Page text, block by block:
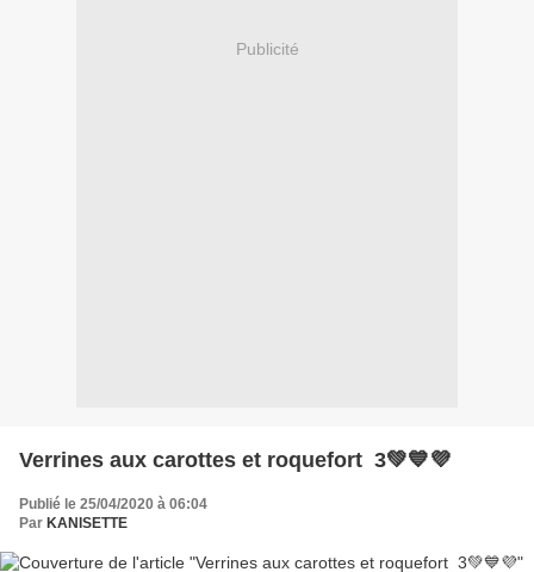
Publicité
Verrines aux carottes et roquefort 3💚💙💜
Publié le 25/04/2020 à 06:04
Par KANISETTE